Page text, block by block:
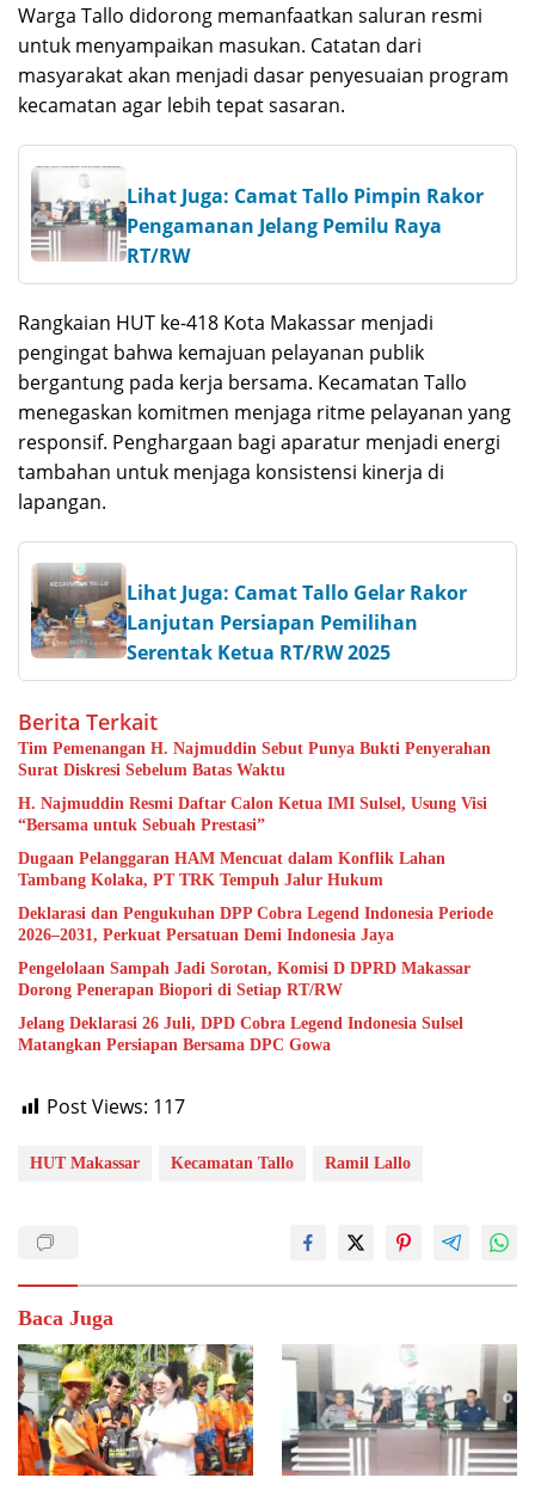
Warga Tallo didorong memanfaatkan saluran resmi
untuk menyampaikan masukan. Catatan dari
masyarakat akan menjadi dasar penyesuaian program
kecamatan agar lebih tepat sasaran.
Lihat Juga: Camat Tallo Pimpin Rakor
Pengamanan Jelang Pemilu Raya
RT/RW
Rangkaian HUT ke-418 Kota Makassar menjadi
pengingat bahwa kemajuan pelayanan publik
bergantung pada kerja bersama. Kecamatan Tallo
menegaskan komitmen menjaga ritme pelayanan yang
responsif. Penghargaan bagi aparatur menjadi energi
tambahan untuk menjaga konsistensi kinerja di
lapangan.
Lihat Juga: Camat Tallo Gelar Rakor
Lanjutan Persiapan Pemilihan
Serentak Ketua RT/RW 2025
Berita Terkait
Tim Pemenangan H. Najmuddin Sebut Punya Bukti Penyerahan
Surat Diskresi Sebelum Batas Waktu
H. Najmuddin Resmi Daftar Calon Ketua IMI Sulsel, Usung Visi
“Bersama untuk Sebuah Prestasi”
Dugaan Pelanggaran HAM Mencuat dalam Konflik Lahan
Tambang Kolaka, PT TRK Tempuh Jalur Hukum
Deklarasi dan Pengukuhan DPP Cobra Legend Indonesia Periode
2026–2031, Perkuat Persatuan Demi Indonesia Jaya
Pengelolaan Sampah Jadi Sorotan, Komisi D DPRD Makassar
Dorong Penerapan Biopori di Setiap RT/RW
Jelang Deklarasi 26 Juli, DPD Cobra Legend Indonesia Sulsel
Matangkan Persiapan Bersama DPC Gowa
Post Views: 117
HUT Makassar Kecamatan Tallo Ramil Lallo
Baca Juga